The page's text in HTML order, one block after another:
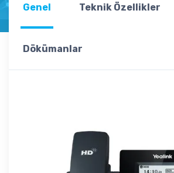
Genel Teknik Özellikler
Dökümanlar